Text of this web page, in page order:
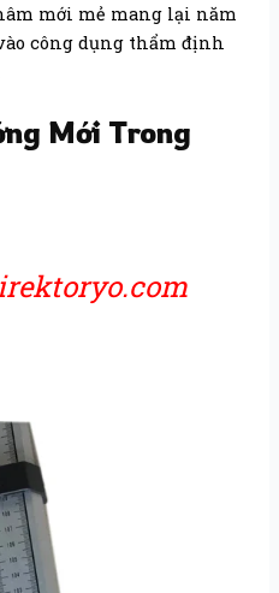
mới mẻ mang lại năm
công dụng thẩm định
Mới Trong